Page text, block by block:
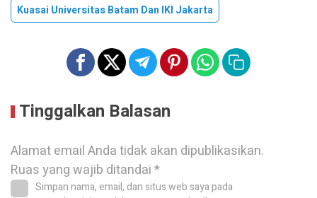
Kuasai Universitas Batam Dan IKI Jakarta
Tinggalkan Balasan
Alamat email Anda tidak akan dipublikasikan.
Ruas yang wajib ditandai*
Simpan nama, email, dan situs web saya pada